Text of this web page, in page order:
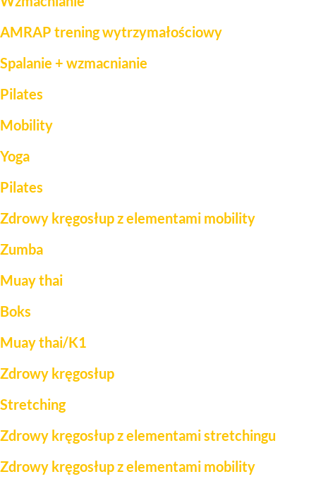
AMRAP trening wytrzymałościowy
Spalanie + wzmacnianie
Pilates
Mobility
Yoga
Pilates
Zdrowy kręgosłup z elementami mobility
Zumba
Muay thai
Boks
Muay thai/K1
Zdrowy kręgosłup
Stretching
Zdrowy kręgosłup z elementami stretchingu
Zdrowy kręgosłup z elementami mobility